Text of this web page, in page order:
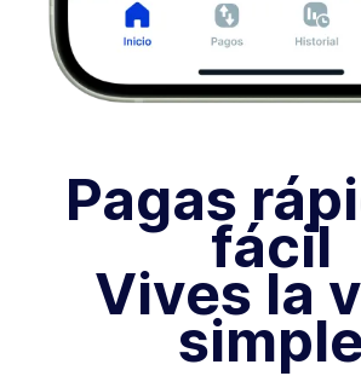
Pagas
fácil
Vives la